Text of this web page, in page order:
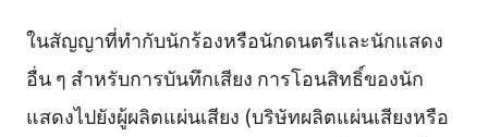
ในสัญญาที่ทำกับนักร้องหรือนักดนตรีและนักแสดง
อื่น ๆ สำหรับการบันทึกเสียง การโอนสิทธิ์ของนัก
แสดงไปยังผู้ผลิตแผ่นเสียง (บริษัทผลิตแผ่นเสียงหรือ